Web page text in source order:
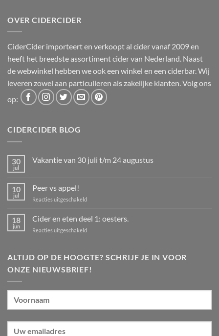
OVER CIDERCIDER
CiderCider importeert en verkoopt al cider vanaf 2009 en
heeft het breedste assortiment cider van Nederland. Naast
de webwinkel hebben we ook een winkel en een ciderbar. Wij
leveren zowel aan particulieren als zakelijke klanten. Volg ons
op:
CIDERCIDER BLOG
30
jul
Vakantie van 30 juli t/m 24 augustus
Vakantie
30
24
augustus
10
jul
Peer vs appel!
Reacties uitgeschakeldvoor
vs
appel!
18
jun
Cider en eten deel 1: oesters.
Reacties uitgeschakeldvoor
eten
1:
ALTIJD OP DE HOOGTE? SCHRIJF JE IN VOOR
ONZE NIEUWSBRIEF!